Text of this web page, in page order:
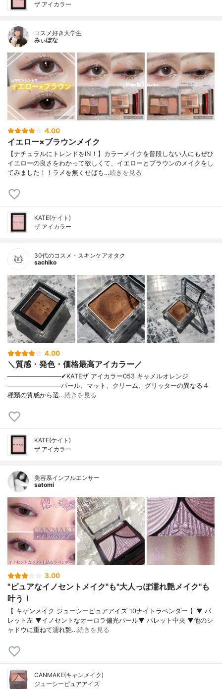
ザ アイカラー
コスメ好き大学生
みぃぽな
4.00
イエロー×ブラウンメイク
【ナチュラルにトレンドをIN！】カラーメイクを普段しない人にもぜひ
イエローの良さをわかって欲しくて、イエローとブラウンのメイクをし
てみました！！ラメを無くせばも…続きを見る
KATE(ケイト)
ザ アイカラー
30代のコスメ・スキンケアオタク
sachiko
4.00
＼質感・発色・価格最高アイカラー／
────────────✔︎KATEザ アイカラー053 キャメルオレンジ
────────────パール、マット、クリーム、グリッターの異なる４
種類の質感から選…続きを見る
KATE(ケイト)
ザ アイカラー
美容系インフルエンサー
satomi
3.00
"ピュアなイノセントメイク"も"大人っぽ濡れ艶メイク"も
叶う！
【 キャンメイク ジューシーピュアアイズ 10ナイトラベンダー 】▼ パ
レット左 ▼イノセントなオーロラ偏光パール▼ パレット中央 ▼他のシ
ャドウに重ねて濡れ艶…続きを見る
CANMAKE(キャンメイク)
ジューシーピュアアイズ